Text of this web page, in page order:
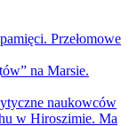
Przełomowe
na Marsie.
naukowców
w Hiroszimie. Ma